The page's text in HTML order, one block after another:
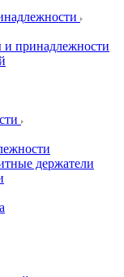
принадлежности
держатели